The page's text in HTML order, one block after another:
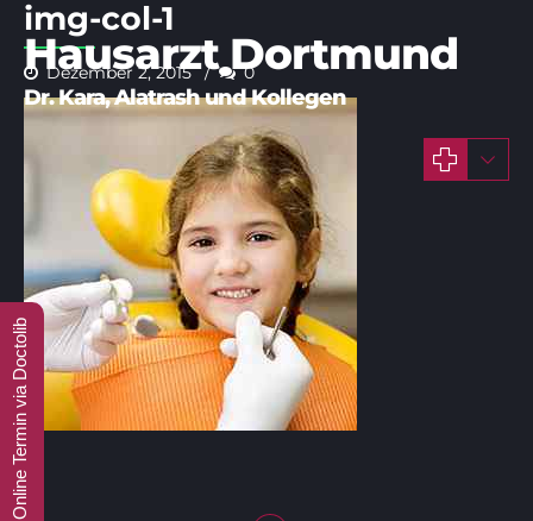
Hausarzt Dortmund
img-col-1
Dezember 2, 2015 0
Online Termin via Doctolib